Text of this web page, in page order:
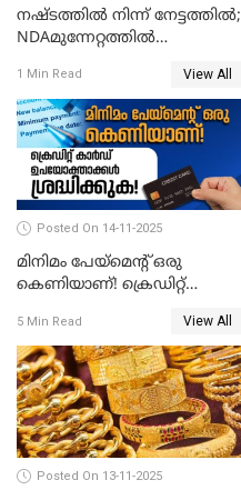
നഷ്ടത്തിൽ നിന്ന് നേട്ടത്തിൽ;
NDAമുന്നേറ്റത്തിൽ
1 Min Read View All
Posted On 14-11-2025
മിനിമം പേയ്മെന്റ് ഒരു
കെണിയാണ്! ക്രെഡിറ്റ്
ശ്രദ്ധിക്കുക!
5 Min Read View All
Posted On 13-11-2025